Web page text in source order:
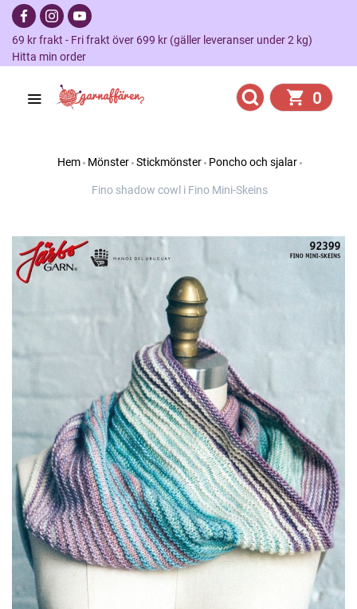
69 kr frakt - Fri frakt över 699 kr (gäller leveranser under 2 kg)
Hitta min order
0
Hem Mönster Stickmönster Poncho och sjalar
Fino shadow cowl i Fino Mini-Skeins